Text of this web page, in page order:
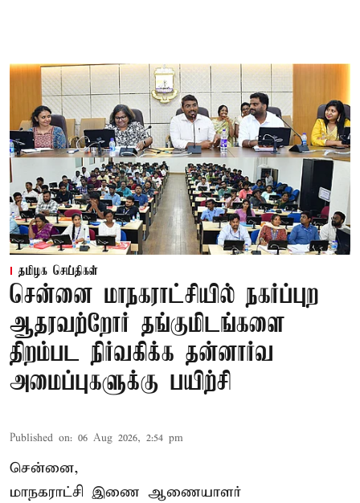
தமிழக செய்திகள்
சென்னை மாநகராட்சியில் நகர்ப்புற
ஆதரவற்றோர் தங்குமிடங்களை
திறம்பட நிர்வகிக்க தன்னார்வ
அமைப்புகளுக்கு பயிற்சி
Published on: 06 Aug 2026, 2:54 pm
சென்னை,
மாநகராட்சி இணை ஆணையாளர்